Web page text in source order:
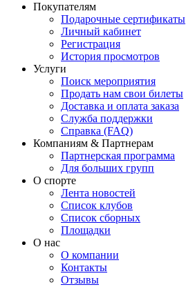
Покупателям
Подарочные сертификаты
Личный кабинет
Регистрация
История просмотров
Услуги
Поиск мероприятия
Продать нам свои билеты
Доставка и оплата заказа
Служба поддержки
Справка (FAQ)
Компаниям & Партнерам
Партнерская программа
Для больших групп
О спорте
Лента новостей
Список клубов
Список сборных
Площадки
О нас
О компании
Контакты
Отзывы